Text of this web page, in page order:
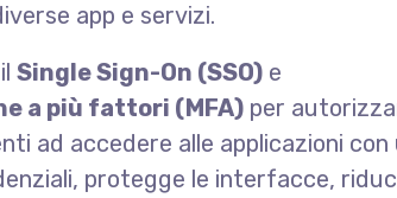
app e servizi.
Single Sign-On (SSO) e
a più fattori (MFA) per
ad accedere alle applicazioni con
protegge le interfacce,